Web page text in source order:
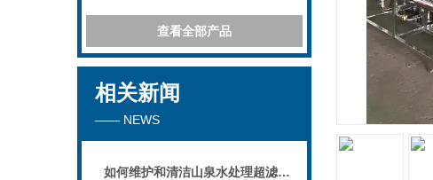
查看全部产品
相关新闻
—— NEWS
如何维护和清洁山泉水处理超滤系统